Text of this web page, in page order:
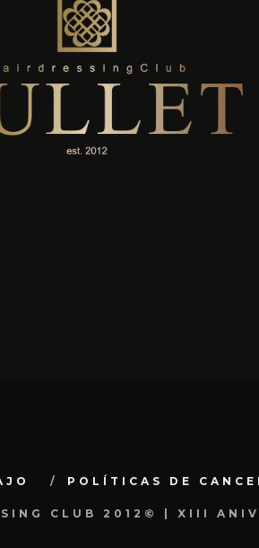
POLÍTICAS DE
CLUB 2012© | XIII